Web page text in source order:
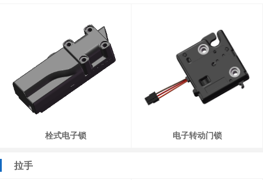
栓式电子锁 电子转动门锁
拉手